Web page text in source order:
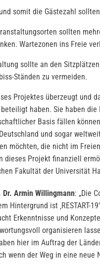
somit die Gästezahl
sollten
Wartezonen ins Freie
sollte an den
Ständen zu vermeiden.
Projektes überzeugt und
haben. Sie haben
Basis fällen
und sogar
möchten, die nicht im
dieses Projekt finanziell
Fakultät der Universität
Armin Willingmann: „Die
Hintergrund ist ‚RESTART-
Erkenntnisse und
organisieren
hier im Auftrag der
wenn der Weg in eine neue